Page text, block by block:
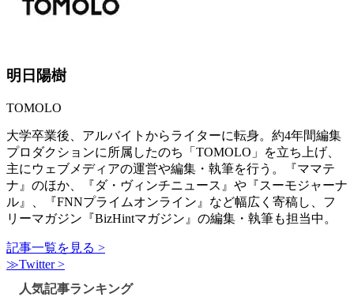
明日陽樹
TOMOLO
大学卒業後、アルバイトからライターに転身。約4年間編集
プロダクションに所属したのち「TOMOLO」を立ち上げ、
主にウェブメディアの運営や編集・執筆を行う。『ママテ
ナ』のほか、『ダ・ヴィンチニュース』や『スーモジャーナ
ル』、『FNNプライムオンライン』など幅広く寄稿し、フ
リーマガジン『BizHintマガジン』の編集・執筆も担当中。
記事一覧を見る >
≫Twitter >
人気記事ランキング